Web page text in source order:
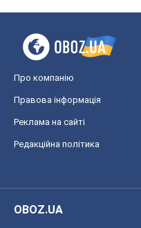
Про компанію
Правова інформація
Реклама на сайті
Редакційна політика
OBOZ.UA